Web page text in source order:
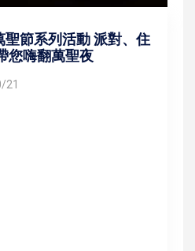
節系列活動 派對、住
您嗨翻萬聖夜
21